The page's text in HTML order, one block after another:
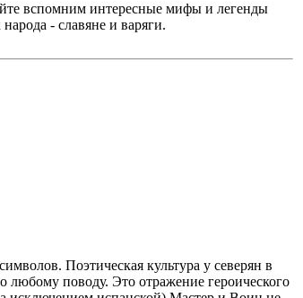
вспомним интересные мифы и легенды
- славяне и варяги.
Поэтическая культура у северян в
любому поводу. Это отражение героического